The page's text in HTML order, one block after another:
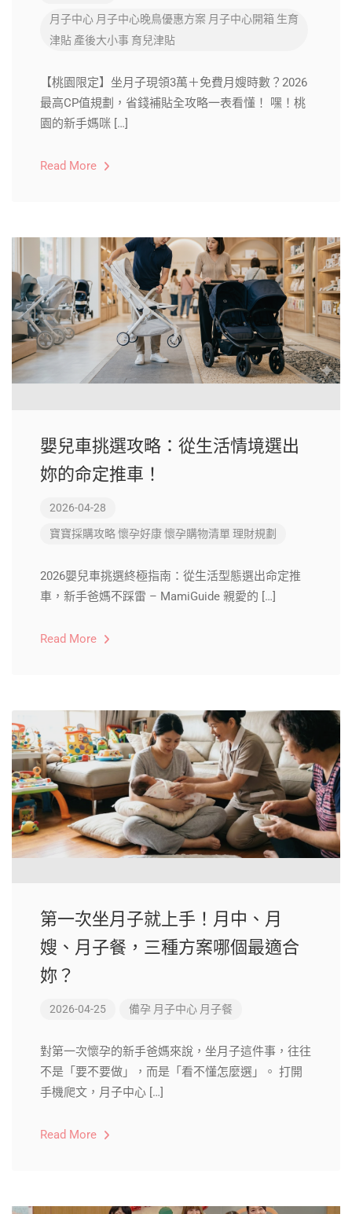
月子中心 月子中心晚鳥優惠方案 月子中心開箱 生育
津貼 產後大小事 育兒津貼
【桃園限定】坐月子現領3萬＋免費月嫂時數？2026
最高CP值規劃，省錢補貼全攻略一表看懂！ 嘿！桃
園的新手媽咪 […]
Read More
嬰兒車挑選攻略：從生活情境選出
妳的命定推車！
2026-04-28
寶寶採購攻略懷孕好康懷孕購物清單 理財規劃
2026嬰兒車挑選終極指南：從生活型態選出命定推
車，新手爸媽不踩雷 – MamiGuide 親愛的 […]
Read More
第一次坐月子就上手！月中、月
嫂、月子餐，三種方案哪個最適合
妳？
2026-04-25 備孕 月子中心 月子餐
對第一次懷孕的新手爸媽來說，坐月子這件事，往往
不是「要不要做」，而是「看不懂怎麼選」。 打開
手機爬文，月子中心 […]
Read More